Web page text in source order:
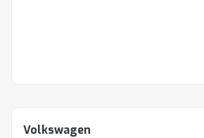
Volkswagen